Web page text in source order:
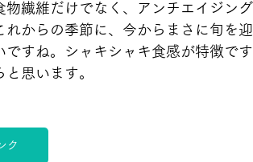
繊維だけでなく、アンチエイジング
からの季節に、今からまさに旬を迎
すね。シャキシャキ食感が特徴です
思います。
ク